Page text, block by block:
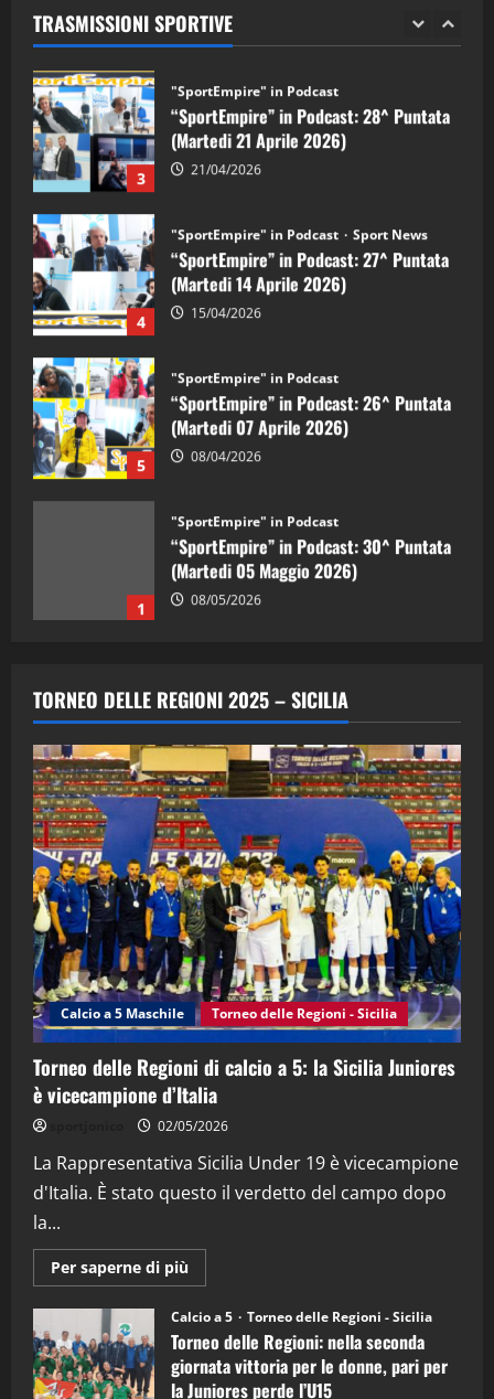
TRASMISSIONI SPORTIVE
2 28/04/2026
3
"SportEmpire" in Podcast
“SportEmpire” in Podcast: 28^ Puntata
(Martedi 21 Aprile 2026)
21/04/2026
4
"SportEmpire" in Podcast Sport News
“SportEmpire” in Podcast: 27^ Puntata
(Martedi 14 Aprile 2026)
15/04/2026
5
"SportEmpire" in Podcast
“SportEmpire” in Podcast: 26^ Puntata
(Martedi 07 Aprile 2026)
08/04/2026
1
"SportEmpire" in Podcast
“SportEmpire” in Podcast: 30^ Puntata
(Martedi 05 Maggio 2026)
08/05/2026
2
“SportEmpire” in Podcast: 29^ Puntata
(Martedi 28 Aprile 2026)
28/04/2026
3
"SportEmpire" in Podcast
“SportEmpire” in Podcast: 28^ Puntata
(Martedi 21 Aprile 2026)
21/04/2026
4
"SportEmpire" in Podcast Sport News
“SportEmpire” in Podcast: 27^ Puntata
(Martedi 14 Aprile 2026)
15/04/2026
"SportEmpire" in Podcast
“SportEmpire” in Podcast: 26^ Puntata
08/04/2026
TORNEO DELLE REGIONI 2025 – SICILIA
Calcio a 5 Maschile Torneo delle Regioni - Sicilia
Torneo delle Regioni di calcio a 5: la Sicilia Juniores
è vicecampione d’Italia
02/05/2026
La Rappresentativa Sicilia Under 19 è vicecampione
d'Italia. È stato questo il verdetto del campo dopo
la...
Per saperne di più
informazioni
Torneo
delle
Regioni
di
calcio
a
Calcio a 5 Torneo delle Regioni - Sicilia
Torneo delle Regioni: nella seconda
giornata vittoria per le donne, pari per
la Juniores perde l’U15